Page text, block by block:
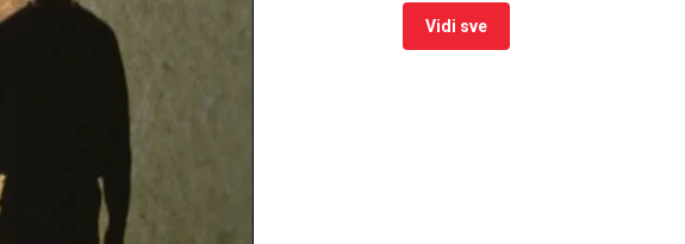
Vidi sve